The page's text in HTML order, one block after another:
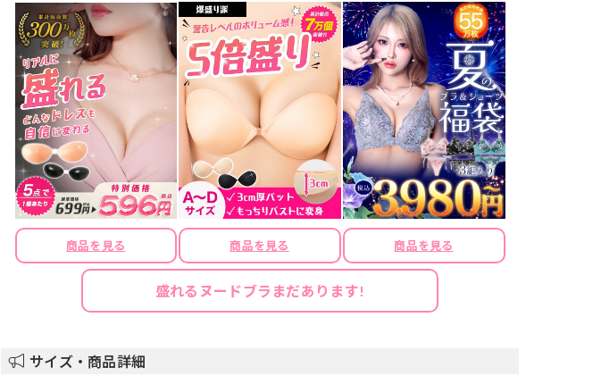
商品を見る 商品を見る 商品を見る
盛れるヌードブラまだあります!
サイズ・商品詳細